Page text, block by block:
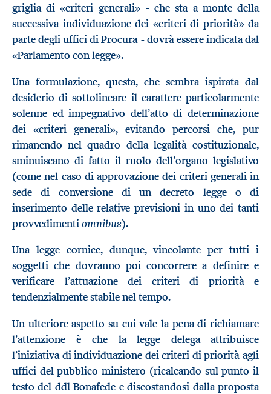
griglia di «criteri generali» - che sta a monte della
successiva individuazione dei «criteri di priorità» da
parte degli uffici di Procura - dovrà essere indicata dal
«Parlamento con legge».
Una formulazione, questa, che sembra ispirata dal
desiderio di sottolineare il carattere particolarmente
solenne ed impegnativo dell’atto di determinazione
dei «criteri generali», evitando percorsi che, pur
rimanendo nel quadro della legalità costituzionale,
sminuiscano di fatto il ruolo dell’organo legislativo
(come nel caso di approvazione dei criteri generali in
sede di conversione di un decreto legge o di
inserimento delle relative previsioni in uno dei tanti
provvedimentiomnibus).
Una legge cornice, dunque, vincolante per tutti i
soggetti che dovranno poi concorrere a definire e
verificare l’attuazione dei criteri di priorità e
tendenzialmente stabile nel tempo.
Un ulteriore aspetto su cui vale la pena di richiamare
l’attenzione è che la legge delega attribuisce
l’iniziativa di individuazione dei criteri di priorità agli
uffici del pubblico ministero (ricalcando sul punto il
testo del ddl Bonafede e discostandosi dalla proposta